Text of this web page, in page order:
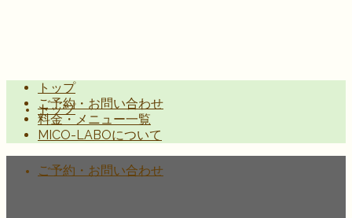
トップ
ご予約・お問い合わせ
トップ
ご予約・お問い合わせ
料金・メニュー一覧
MICO-LABOについて